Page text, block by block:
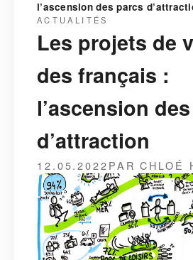
l’ascension des parcs
ACTUALITÉS
Les projets de
des français :
l’ascension
d’attraction
12.05.2022PAR CHLOÉ